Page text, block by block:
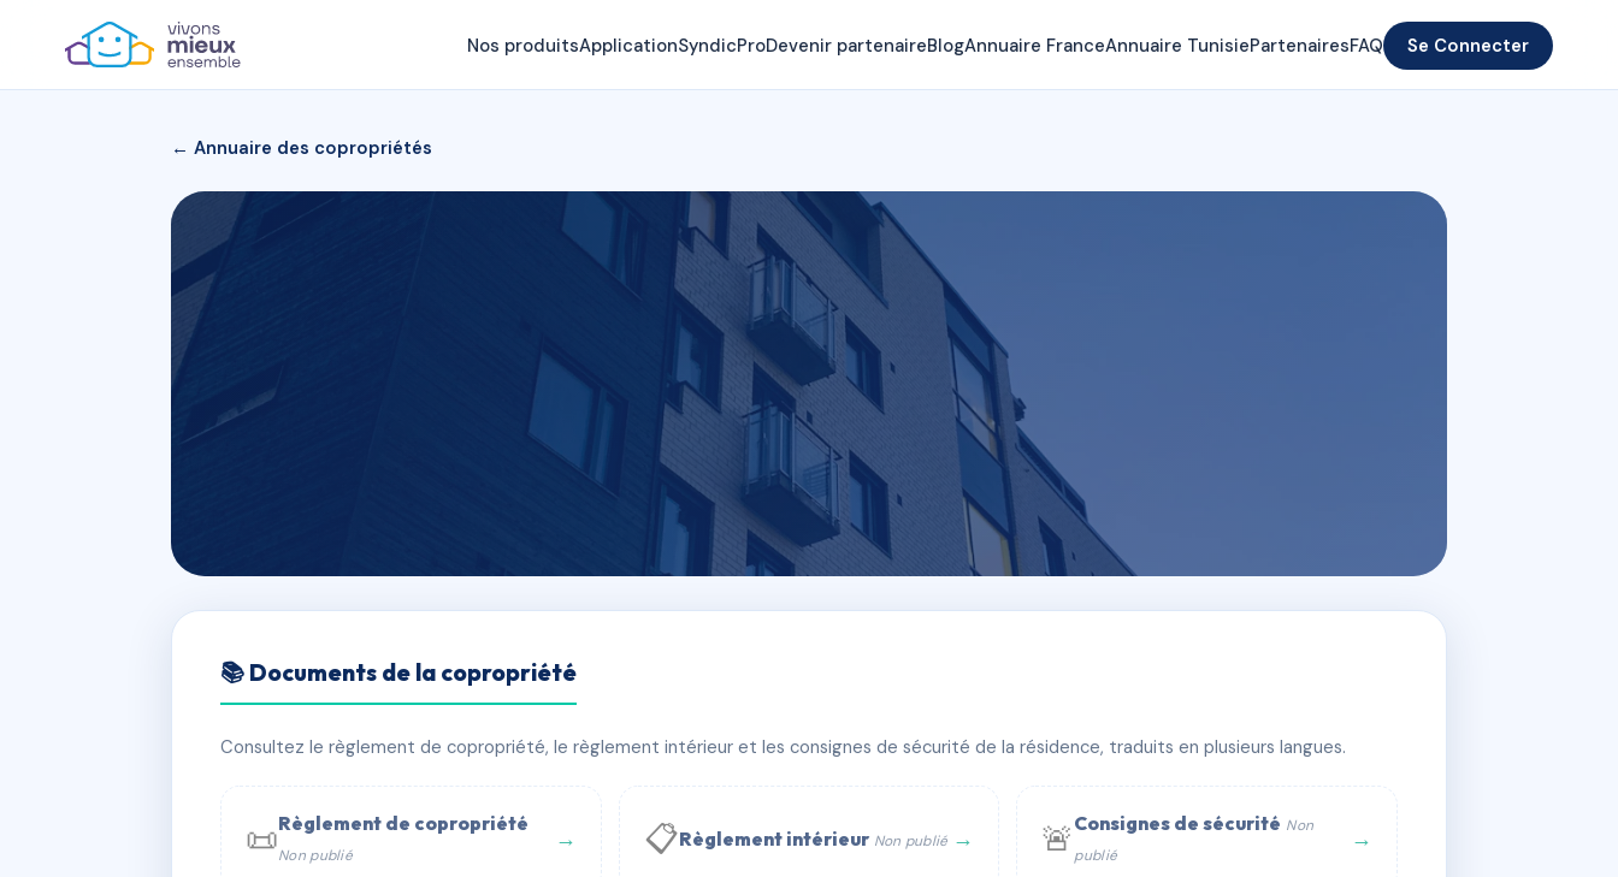
Nos produitsApplicationSyndicProDevenir partenaireBlogAnnuaire FranceAnnuaire TunisiePartenairesFAQ Se Connecter
← Annuaire des copropriétés
94 RUE QUINCAMPOIX
📍 94 r quincampoix 75003 Paris
📞 Contacter Syndic Digital 💬 WhatsApp
📚 Documents de la copropriété
Consultez le règlement de copropriété, le règlement intérieur et les consignes de sécurité de la résidence, traduits en plusieurs langues.
📜Règlement de copropriété
Non publié
→ 📋Règlement intérieur Non publié → 🚨 Consignes de sécurité Non
publié
→